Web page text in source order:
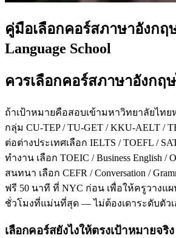
คู่มือเลือกคอร์สภาษาอังกฤ
Language School
ควรเลือกคอร์สภาษาอังกฤ
ถ้าเป้าหมายคือสอบเข้ามหาวิทยาลัยไทย
กลุ่ม CU-TEP / TU-GET / KKU-AELT /
ต่อต่างประเทศเลือก IELTS / TOEFL /
ทำงาน เลือก TOEIC / Business English /
สนทนา เลือก CEFR / Conversation /
ฟรี 50 นาที ที่ NYC ก่อน เพื่อให้ครูวางแ
ชั่วโมงที่แม่นที่สุด — ไม่ต้องเดาระดับตัวเ
เลือกคอร์สยังไงให้ตรงเป้าหมายจริ